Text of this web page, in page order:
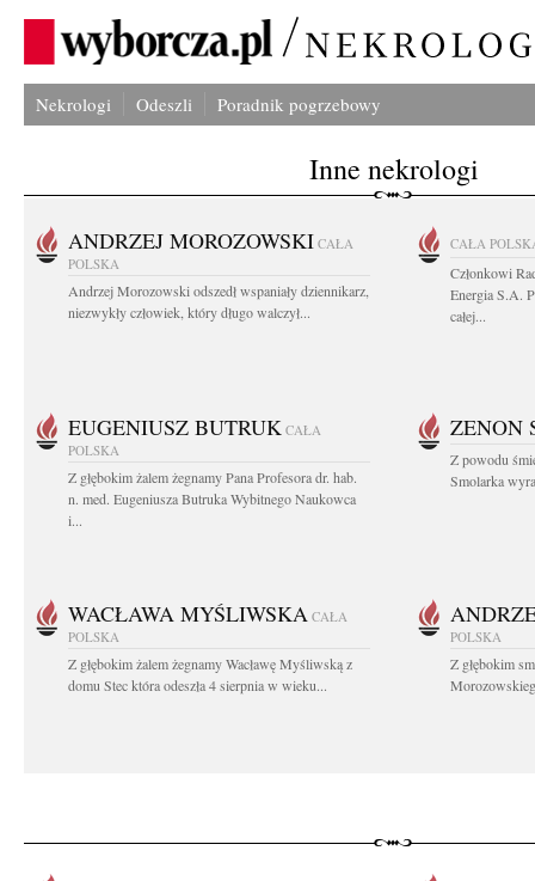
Nekrologi Odeszli Poradnik pogrzebowy
Inne nekrologi
ANDRZEJ MOROZOWSKI CAŁA
POLSKA
Andrzej Morozowski odszedł wspaniały dziennikarz,
niezwykły człowiek, który długo walczył...
CAŁA
Członkowi
Energia S.A.
całej...
EUGENIUSZ BUTRUK CAŁA
POLSKA
Z głębokim żalem żegnamy Pana Profesora dr. hab.
n. med. Eugeniusza Butruka Wybitnego Naukowca
i...
ZENON
Z powodu
Smolarka
WACŁAWA MYŚLIWSKA CAŁA
POLSKA
Z głębokim żalem żegnamy Wacławę Myśliwską z
domu Stec która odeszła 4 sierpnia w wieku...
POLSKA
Z głębokim